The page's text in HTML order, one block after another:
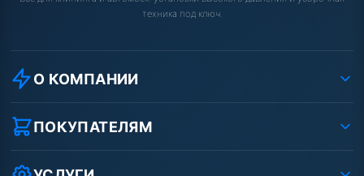
техника под ключ.
О КОМПАНИИ
О компании
Реквизиты ООО «Шоп АВД»
Условия соглашения
ПОКУПАТЕЛЯМ
Как заказать?
Оплата